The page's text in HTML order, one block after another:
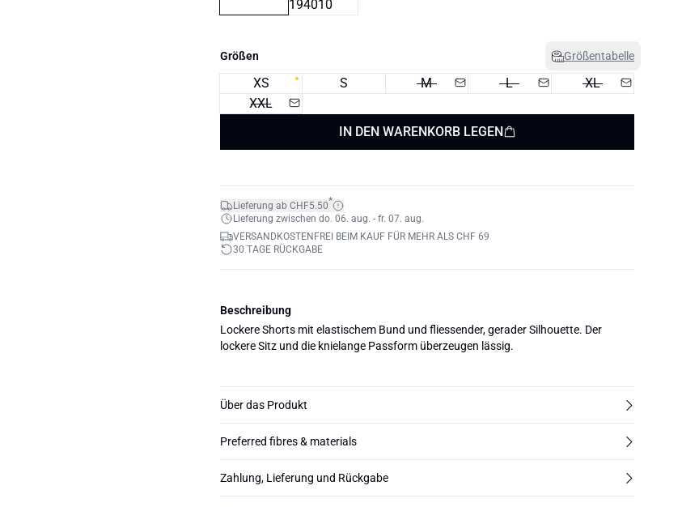
Größen Größentabelle
XS S M L
XL
XXL
IN DEN WARENKORB LEGEN
Lieferung ab CHF5.50*
Lieferung zwischen do. 06. aug. - fr. 07. aug.
VERSANDKOSTENFREI BEIM KAUF FÜR MEHR ALS CHF 69
30 TAGE RÜCKGABE
Beschreibung
Lockere Shorts mit elastischem Bund und fliessender, gerader Silhouette. Der
lockere Sitz und die knielange Passform überzeugen lässig.
Über das Produkt
Preferred fibres & materials
Zahlung, Lieferung und Rückgabe